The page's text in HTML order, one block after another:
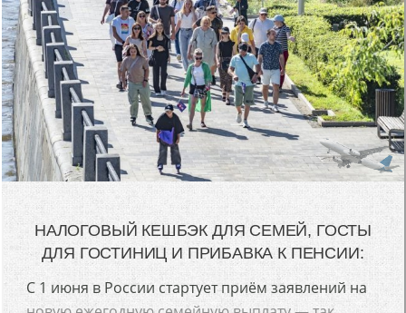
НАЛОГОВЫЙ КЕШБЭК ДЛЯ СЕМЕЙ, ГОСТЫ
ДЛЯ ГОСТИНИЦ И ПРИБАВКА К ПЕНСИИ:
С 1 июня в России стартует приём заявлений на